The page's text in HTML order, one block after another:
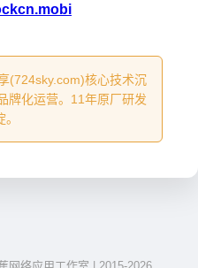
(724sky.com)核心技术沉
牌化运营。11年原厂研发